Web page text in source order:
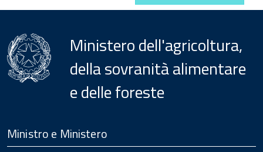
Ministero dell'agricoltura,
della sovranità alimentare
e delle foreste
Footer
Ministro e Ministero